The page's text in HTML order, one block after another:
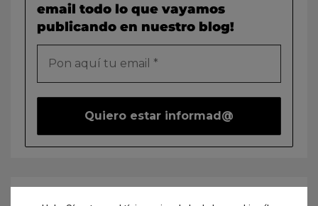
email todo lo que vayamos
publicando en nuestro blog!